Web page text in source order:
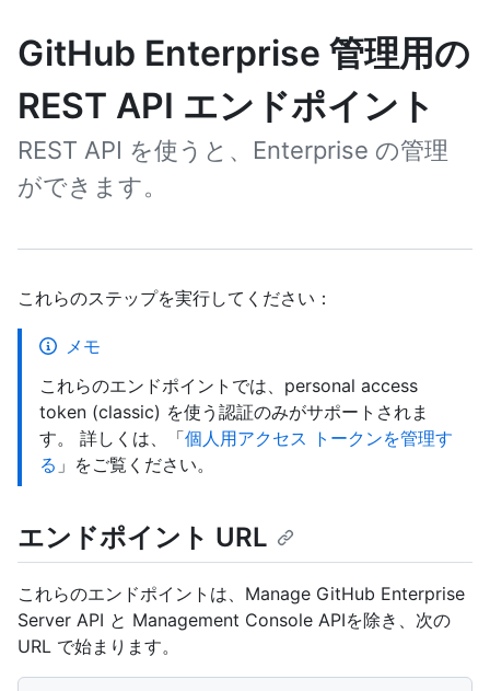
GitHub Enterprise 管理用の
REST API エンドポイント
REST API を使うと、Enterprise の管理
ができます。
これらのステップを実行してください：
メモ
これらのエンドポイントでは、personal access
token (classic) を使う認証のみがサポートされま
す。 詳しくは、「個人用アクセス トークンを管理す
る 」をご覧ください。
エンドポイント URL
これらのエンドポイントは、Manage GitHub Enterprise
Server API と Management Console APIを除き、次の
URL で始まります。